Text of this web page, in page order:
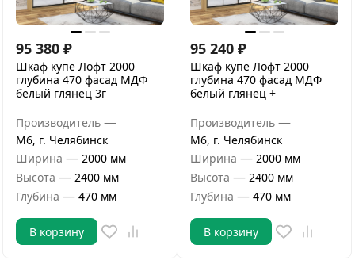
95 380 ₽
Шкаф купе Лофт 2000
глубина 470 фасад МДФ
белый глянец 3г
Производитель —
М6, г. Челябинск
Ширина — 2000 мм
Высота — 2400 мм
Глубина — 470 мм
В корзину
95 240 ₽
Шкаф купе Лофт 2000
глубина 470 фасад МДФ
белый глянец +
Производитель —
М6, г. Челябинск
Ширина — 2000 мм
Высота — 2400 мм
Глубина — 470 мм
В корзину